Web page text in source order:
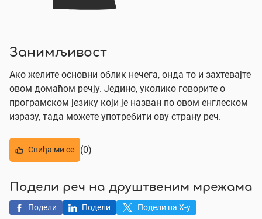
Занимљивост
Ако желите основни облик нечега, онда то и захтевајте
овом домаћом речју. Једино, уколико говорите о
програмском језику који је назван по овом енглеском
изразу, тада можете употребити ову страну реч.
Свиђа ми се (0)
Подели реч на друштвеним мрежама
Подели Подели Подели на X-у